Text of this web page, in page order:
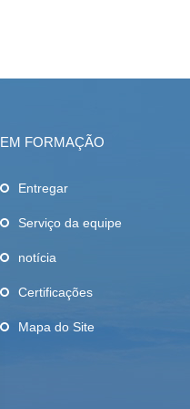
EM FORMAÇÃO
Entregar
Serviço da equipe
notícia
Certificações
Mapa do Site